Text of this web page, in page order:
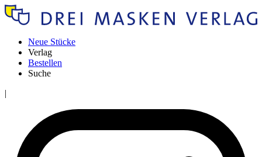
Neue Stücke
Verlag
Bestellen
Suche
|